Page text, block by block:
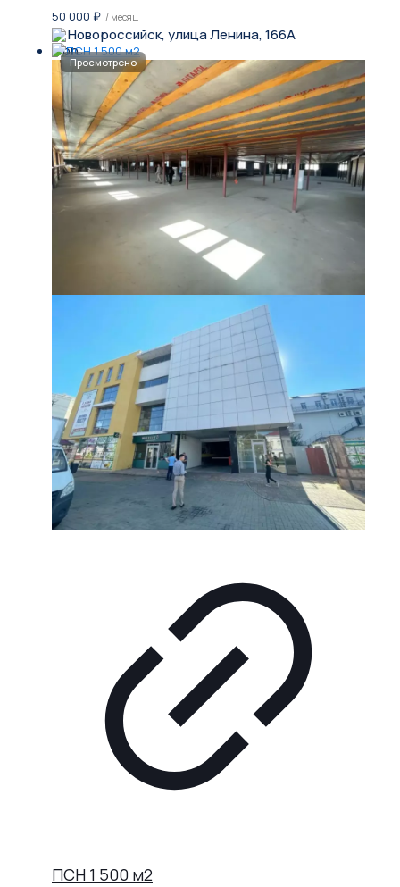
50 000 ₽ / месяц
Новороссийск, улица Ленина, 166А
ПСН 1 500 м2